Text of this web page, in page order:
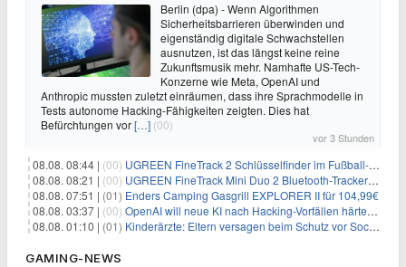
Berlin (dpa) - Wenn Algorithmen
Sicherheitsbarrieren überwinden und
eigenständig digitale Schwachstellen
ausnutzen, ist das längst keine reine
Zukunftsmusik mehr. Namhafte US-Tech-
Konzerne wie Meta, OpenAI und
Anthropic mussten zuletzt einräumen, dass ihre Sprachmodelle in
Tests autonome Hacking-Fähigkeiten zeigten. Dies hat
Befürchtungen vor[…] (00)
vor 3 Stunden
08.08. 08:44 | (00) UGREEN FineTrack 2 Schlüsselfinder im Fußball-Design für 10,98€
08.08. 08:21 | (00) UGREEN FineTrack Mini Duo 2 Bluetooth-Tracker 4er-Pack für 28,99€
08.08. 07:51 | (01) Enders Camping Gasgrill EXPLORER II für 104,99€
08.08. 03:37 | (00) OpenAI will neue KI nach Hacking-Vorfällen härter überwachen
08.08. 01:10 | (01) Kinderärzte: Eltern versagen beim Schutz vor Social Media
GAMING-NEWS